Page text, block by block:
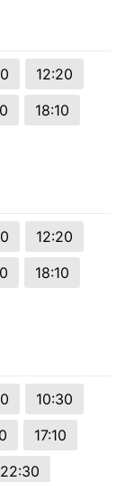
12:20
18:10
12:20
18:10
10:30
17:10
22:30